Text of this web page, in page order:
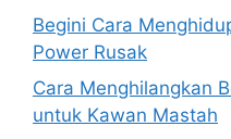
Begini Cara
Power Rusak
Cara Menghilangkan
untuk Kawan Mastah